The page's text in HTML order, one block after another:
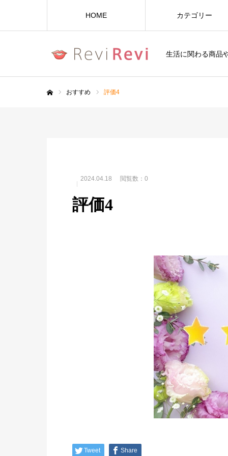
生活に関わる商品
HOME カテゴリー
おすすめ 評価4
2024.04.18 閲覧数：0
評価4
Tweet Share